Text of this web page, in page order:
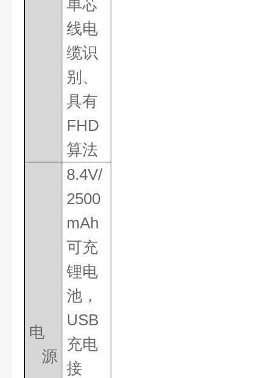
单芯
线电
缆识
别、
具有
FHD
算法
电
源
8.4V/
2500
mAh
可充
锂电
池，
USB
充电
接